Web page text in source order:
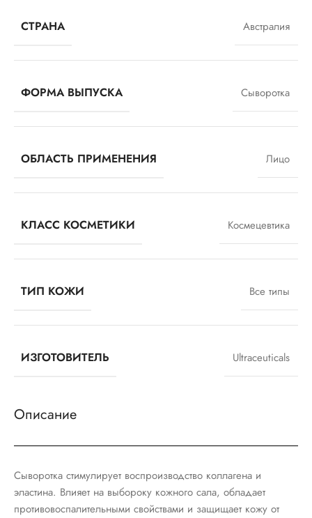
СТРАНА Австралия
ФОРМА ВЫПУСКА Сыворотка
ОБЛАСТЬ ПРИМЕНЕНИЯ Лицо
КЛАСС КОСМЕТИКИ Космецевтика
ТИП КОЖИ Все типы
ИЗГОТОВИТЕЛЬ Ultraceuticals
Описание
Сыворотка стимулирует воспроизводство коллагена и
эластина. Влияет на выбороку кожного сала, обладает
противовоспалительными свойствами и защищает кожу от